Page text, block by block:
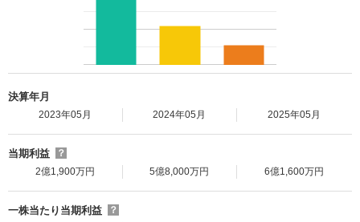
決算年月
2023年05月 2024年05月 2025年05月
当期利益
？
2億1,900万円
5億8,000万円 6億1,600万円
一株当たり当期利益
？